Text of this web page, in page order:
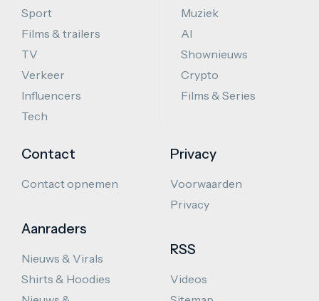
Sport
Films & trailers
TV
Verkeer
Influencers
Tech
Muziek
AI
Shownieuws
Crypto
Films & Series
Contact
Contact opnemen
Aanraders
Nieuws & Virals
Shirts & Hoodies
Privacy
Voorwaarden
Privacy
RSS
Videos